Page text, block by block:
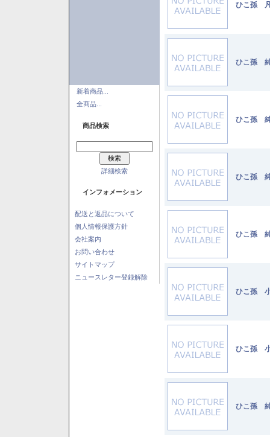
新着商品...
全商品...
商品検索
詳細検索
インフォメーション
配送と返品について
個人情報保護方針
会社案内
お問い合わせ
サイトマップ
ニュースレター登録解除
ひこ孫
ひこ孫
ひこ孫
ひこ孫
ひこ孫
ひこ孫
ひこ孫
ひこ孫